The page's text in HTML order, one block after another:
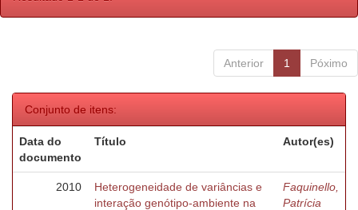
Anterior 1 Póximo
Conjunto de itens:
Data do
documento
Título Autor(es)
2010
Heterogeneidade de variâncias e
interação genótipo-ambiente na
Faquinello,
Patrícia